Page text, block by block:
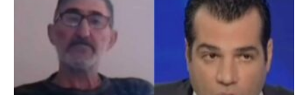
να βοηθήσει παραγωγικές δραστηριότητες με
προβλήματα λόγω μείωσης του τζίρου. Ενώ το
κράτος, και όχι η επιχείρηση, αναλαμβάνει να
καταβάλει μέρος του μισθού των εργαζομένων στους
κλάδους που πλήττονται. Επιπλέον, όλες οι